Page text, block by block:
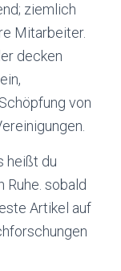
ziemlich
Mitarbeiter.
decken
von
heißt du
sobald
Artikel auf